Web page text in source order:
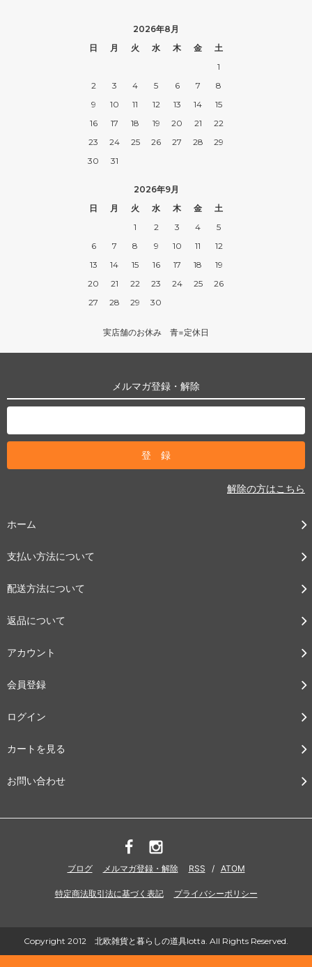
2026年8月
日
月 火 水 木 金
土
1
2
3 4 5 6 7
8
9
10 11 12 13 14
15
16
17 18 19 20 21
22
23
24 25 26 27 28
29
30
31
2026年9月
日
月 火 水 木 金
土
1
2 3 4
5
6
7 8 9 10 11
12
13
14 15 16 17 18
19
20
21 22 23 24 25
26
27
28 29 30
実店舗のお休み 青=定休日
メルマガ登録・解除
解除の方はこちら
ホーム
支払い方法について
配送方法について
返品について
アカウント
会員登録
ログイン
カートを見る
お問い合わせ
ブログ メルマガ登録・解除 RSS / ATOM
特定商法取引法に基づく表記 プライバシーポリシー
Copyright 2012 北欧雑貨と暮らしの道具lotta. All Rights Reserved.